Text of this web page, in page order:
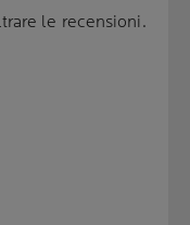
le recensioni.